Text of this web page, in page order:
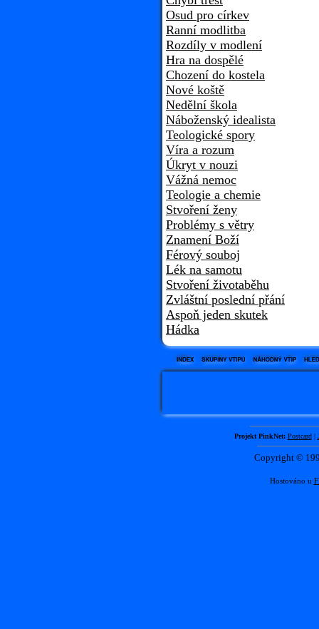
Osud pro církev
Ranní modlitba
Rozdíly v modlení
Hra na dospělé
Chození do kostela
Nové koště
Nedělní škola
Náboženský idealista
Teologické spory
Víra a rozum
Úkryt v nouzi
Vážná nemoc
Teologie a chemie
Stvoření ženy
Problémy s větry
Znamení Boží
Férový souboj
Lék na samotu
Stvoření životaběhu
Zvláštní poslední přání
Aspoň jeden skutek
Hádka
Projekt PinkNet: Postcard|
Copyright ©
Hostováno u